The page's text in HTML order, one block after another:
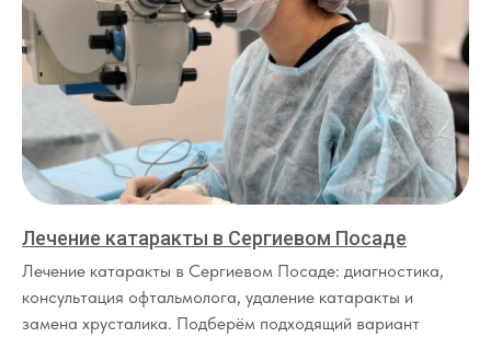
Лечение катаракты в Сергиевом Посаде
Лечение катаракты в Сергиевом Посаде: диагностика,
консультация офтальмолога, удаление катаракты и
замена хрусталика. Подберём подходящий вариант